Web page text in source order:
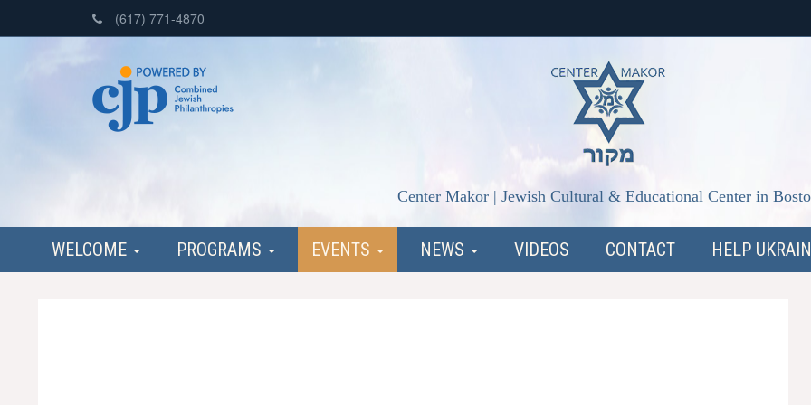
(617) 771-4870
Center Makor | Jewish Cultural & Educational Center in
WELCOME PROGRAMS EVENTS NEWS VIDEOS CONTACT HELP